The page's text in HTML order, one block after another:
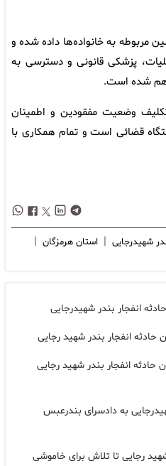
مربوطه به خانواده‌ها داده شده و
پزشکی قانونی و دسترسی به
شده است.
وضعیت مفقودین و اطمینان
قضائی است و تمام همکاری با
شهیدرجایی | استان هرمزگان |
انفجار بندر شهیدرجایی
باختگان حادثه انفجار بندر شهید رجایی
به دادسرای بندرعبس
رجایی تا تلاش برای خاموشی